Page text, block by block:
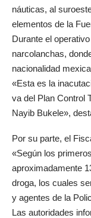
náuticas, al
elementos de la
Durante el
narcolanchas,
nacionalidad
«Esta es la
va del Plan Control
Nayib Bukele»,
Por su parte, el
«Según los
aproximadamente
droga, los cuales
y agentes de la
Las autoridades